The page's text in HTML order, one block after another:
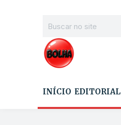
INÍCIO EDITORIAL